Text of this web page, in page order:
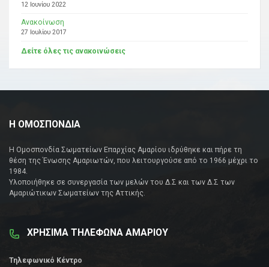
12 Ιουνίου 2022
Ανακοίνωση
27 Ιουλίου 2017
Δείτε όλες τις ανακοινώσεις
Η ΟΜΟΣΠΟΝΔΙΑ
Η Ομοσπονδία Σωματείων Επαρχίας Αμαρίου ιδρύθηκε και πήρε τη
θέση της Ένωσης Αμαριωτών, που λειτουργούσε από το 1966 μέχρι το
1984.
Υλοποιήθηκε σε συνεργασία των μελών του Δ.Σ και των Δ.Σ των
Αμαριώτικων Σωματείων της Αττικής.
ΧΡΗΣΙΜΑ ΤΗΛΕΦΩΝΑ ΑΜΑΡΙΟΥ
Τηλεφωνικό Κέντρο